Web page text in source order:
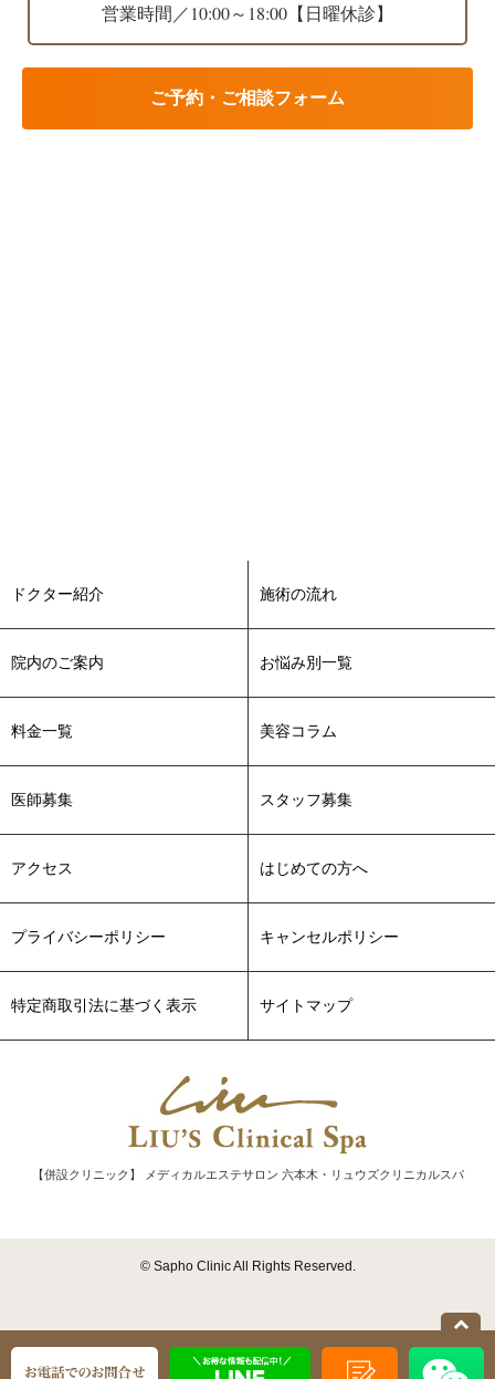
営業時間／10:00～18:00【日曜休診】
ご予約・ご相談フォーム
ドクター紹介 施術の流れ
院内のご案内 お悩み別一覧
料金一覧 美容コラム
医師募集 スタッフ募集
アクセス はじめての方へ
プライバシーポリシー キャンセルポリシー
特定商取引法に基づく表示 サイトマップ
【併設クリニック】 メディカルエステサロン 六本木・リュウズクリニカルスパ
© Sapho Clinic All Rights Reserved.